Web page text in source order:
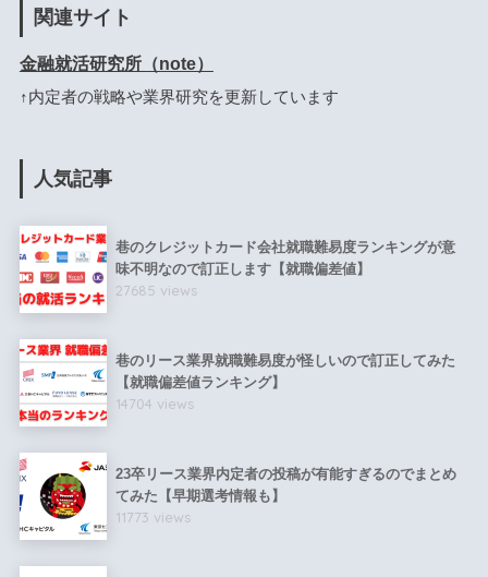
関連サイト
金融就活研究所（note）
↑内定者の戦略や業界研究を更新しています
人気記事
巷のクレジットカード会社就職難易度ランキングが意
味不明なので訂正します【就職偏差値】
27685 views
巷のリース業界就職難易度が怪しいので訂正してみた
【就職偏差値ランキング】
14704 views
23卒リース業界内定者の投稿が有能すぎるのでまとめ
てみた【早期選考情報も】
11773 views